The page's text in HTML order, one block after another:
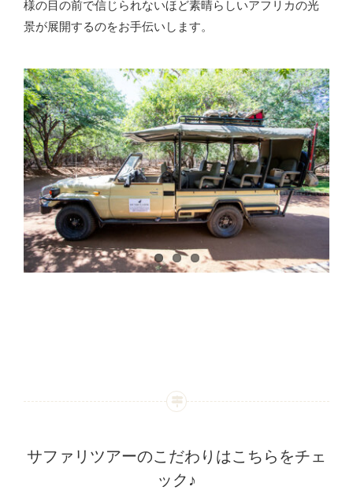
様の目の前で信じられないほど素晴らしいアフリカの光
景が展開するのをお手伝いします。
サファリツアーのこだわりはこちらをチェ
ック♪